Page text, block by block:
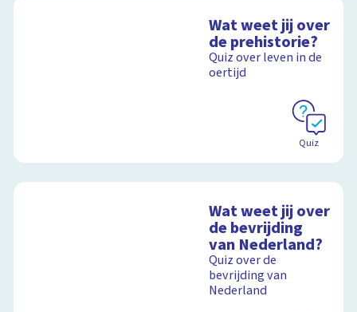
Wat weet jij over
de prehistorie?
Quiz over leven in de
oertijd
Quiz
Wat weet jij over
de bevrijding
van Nederland?
Quiz over de
bevrijding van
Nederland